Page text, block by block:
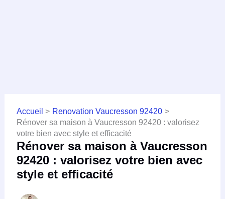
Accueil
Renovation Vaucresson 92420
Rénover sa maison à Vaucresson 92420 : valorisez
votre bien avec style et efficacité
Rénover sa maison à Vaucresson
92420 : valorisez votre bien avec
style et efficacité